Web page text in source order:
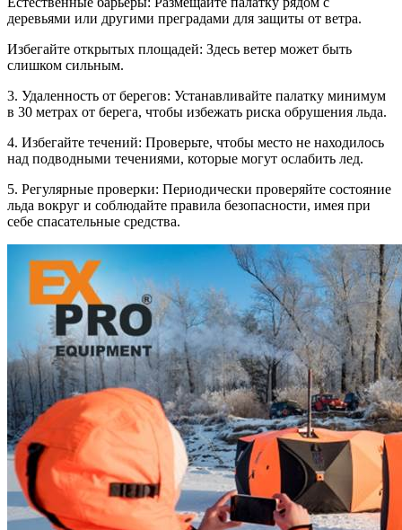
деревьями или другими преградами для защиты от ветра.
Избегайте открытых площадей: Здесь ветер может быть
слишком сильным.
3. Удаленность от берегов: Устанавливайте палатку минимум
в 30 метрах от берега, чтобы избежать риска обрушения льда.
4. Избегайте течений: Проверьте, чтобы место не находилось
над подводными течениями, которые могут ослабить лед.
5. Регулярные проверки: Периодически проверяйте состояние
льда вокруг и соблюдайте правила безопасности, имея при
себе спасательные средства.